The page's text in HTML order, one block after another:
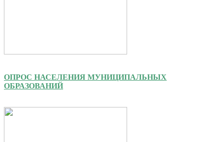
ОПРОС НАСЕЛЕНИЯ МУНИЦИПАЛЬНЫХ
ОБРАЗОВАНИЙ